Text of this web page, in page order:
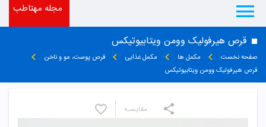
مجله مهتاطب
قرص هیرفولیک وومن ویتابیوتیکس
صفحه نخست مکمل ها مکمل غذایی
قرص پوست، مو و ناخن
قرص هیرفولیک وومن ویتابیوتیکس
مقایسـه